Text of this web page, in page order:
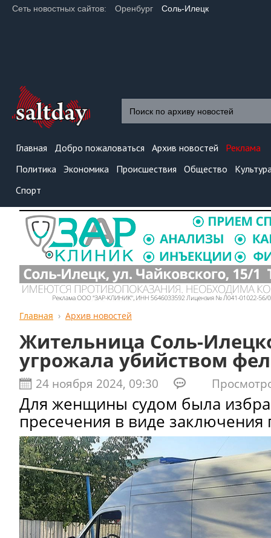
Сеть новостных сайтов: Оренбург Соль-Илецк
Главная Добро пожаловаться Архив новостей
Реклама
Политика Экономика Происшествия Общество
Спорт
Главная Архив новостей
Жительница Соль-
угрожала убийством
24 ноября 2024, 09:30
Для женщины судом была
пресечения в виде заключения